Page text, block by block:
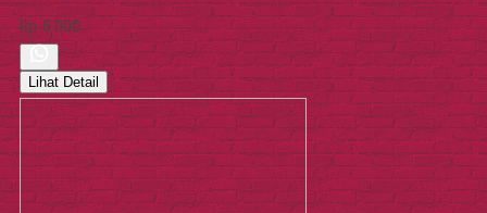
Rp 6.000
Lihat Detail